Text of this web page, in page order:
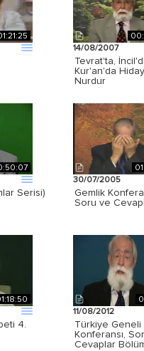
14/08/2007
Tevrat'ta,
Kur'an'da
Nurdur
Serisi)
30/07/2005
Gemlik
Soru ve
4.
11/08/2012
Türkiye Geneli
Konferansı,
Cevaplar